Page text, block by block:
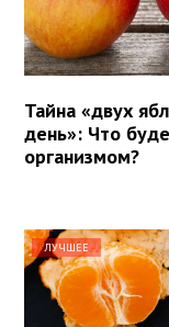
Тайна «двух
день»: Что
организмом?
ЛУЧШЕЕ